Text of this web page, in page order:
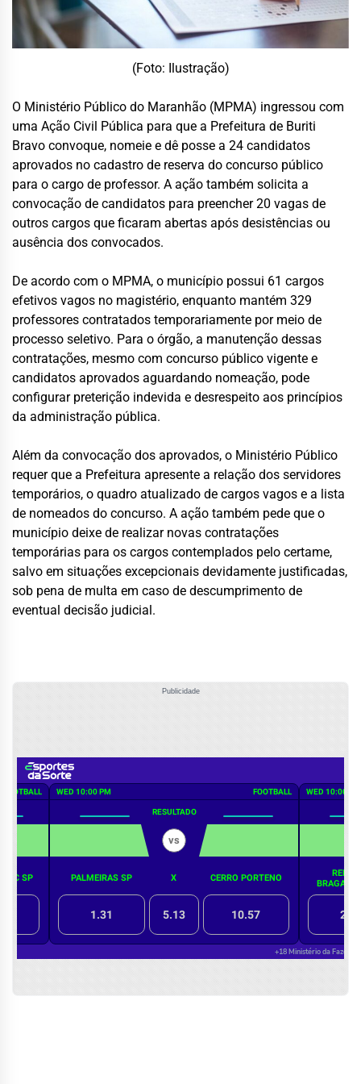
(Foto: Ilustração)
O Ministério Público do Maranhão (MPMA) ingressou com
uma Ação Civil Pública para que a Prefeitura de Buriti
Bravo convoque, nomeie e dê posse a 24 candidatos
aprovados no cadastro de reserva do concurso público
para o cargo de professor. A ação também solicita a
convocação de candidatos para preencher 20 vagas de
outros cargos que ficaram abertas após desistências ou
ausência dos convocados.
De acordo com o MPMA, o município possui 61 cargos
efetivos vagos no magistério, enquanto mantém 329
professores contratados temporariamente por meio de
processo seletivo. Para o órgão, a manutenção dessas
contratações, mesmo com concurso público vigente e
candidatos aprovados aguardando nomeação, pode
configurar preterição indevida e desrespeito aos princípios
da administração pública.
Além da convocação dos aprovados, o Ministério Público
requer que a Prefeitura apresente a relação dos servidores
temporários, o quadro atualizado de cargos vagos e a lista
de nomeados do concurso. A ação também pede que o
município deixe de realizar novas contratações
temporárias para os cargos contemplados pelo certame,
salvo em situações excepcionais devidamente justificadas,
sob pena de multa em caso de descumprimento de
eventual decisão judicial.
Publicidade